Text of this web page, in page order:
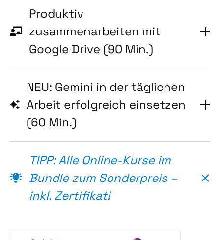
Produktiv
zusammenarbeiten mit
Google Drive (90 Min.)
NEU: Gemini in der täglichen
Arbeit erfolgreich einsetzen
(60 Min.)
TIPP: Alle Online-Kurse im
Bundle zum Sonderpreis –
inkl. Zertifikat!